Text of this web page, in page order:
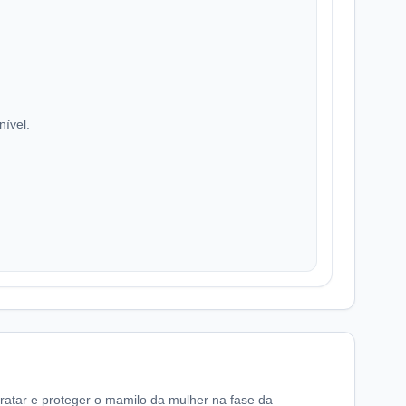
e proteger o mamilo da mulher na fase da